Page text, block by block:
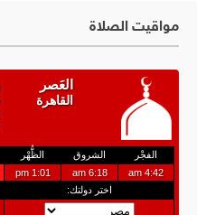
مواقيت الصلاة